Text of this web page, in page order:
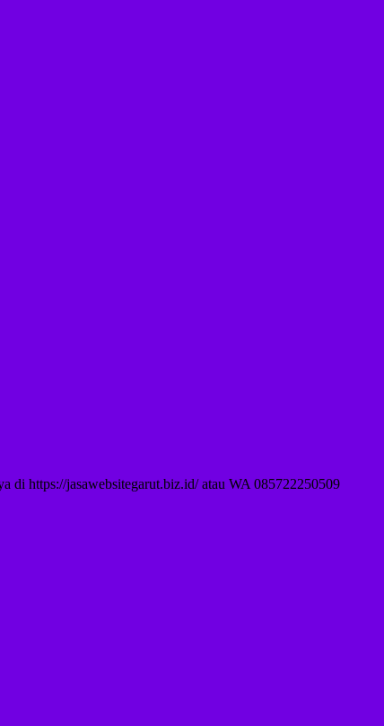
di https://jasawebsitegarut.biz.id/ atau WA 085722250509